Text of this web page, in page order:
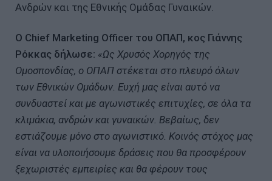
Ανδρών και της Εθνικής Ομάδας Γυναικών.
Ο Chief Marketing Officer του ΟΠΑΠ, κος Γιάννης
Ρόκκας δήλωσε: «Ως Χρυσός Χορηγός της
Ομοσπονδίας, ο ΟΠΑΠ στέκεται στο πλευρό όλων
των Εθνικών Ομάδων. Ευχή μας είναι αυτό να
συνδυαστεί και με αγωνιστικές επιτυχίες, σε όλα τα
κλιμάκια, ανδρών και γυναικών. Βεβαίως, δεν
εστιάζουμε μόνο στο αγωνιστικό. Κοινός στόχος μας
είναι να υλοποιήσουμε δράσεις που θα προσφέρουν
ξεχωριστές εμπειρίες και θα φέρουν τους